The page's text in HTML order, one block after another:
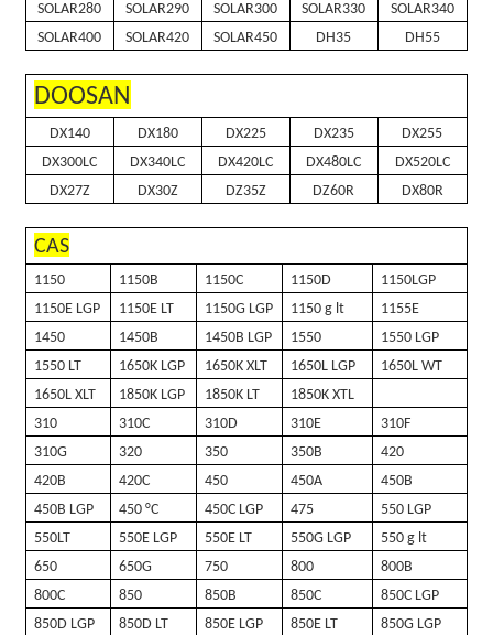
SOLAR280
SOLAR290 SOLAR300 SOLAR330
SOLAR340
SOLAR400
SOLAR420 SOLAR450 DH35 DH55
DOOSAN
DX140 DX180 DX225 DX235
DX255
DX300LC
DX340LC DX420LC DX480LC
DX520LC
DX27Z
DX30Z DZ35Z DZ60R DX80R
CAS
1150 1150B 1150C 1150D
1150LGP
1150E LGP
1150E LT 1150G LGP 1150 g lt
1155E
1450
1450B 1450B LGP 1550
1550 LGP
1550 LT
1650K LGP 1650K XLT 1650L LGP
1650L WT
1650L XLT
1850K LGP 1850K LT
1850K XTL
310
310C 310D 310E
310F
310G
320 350 350B
420
420B
420C 450 450A
450B
450B LGP
450 °C 450C LGP 475
550 LGP
550LT
550E LGP 550E LT 550G LGP
550 g lt
650
650G 750 800
800B
800C
850 850B 850C
850C LGP
850D LGP
850D LT 850E LGP 850E LT 850G LGP